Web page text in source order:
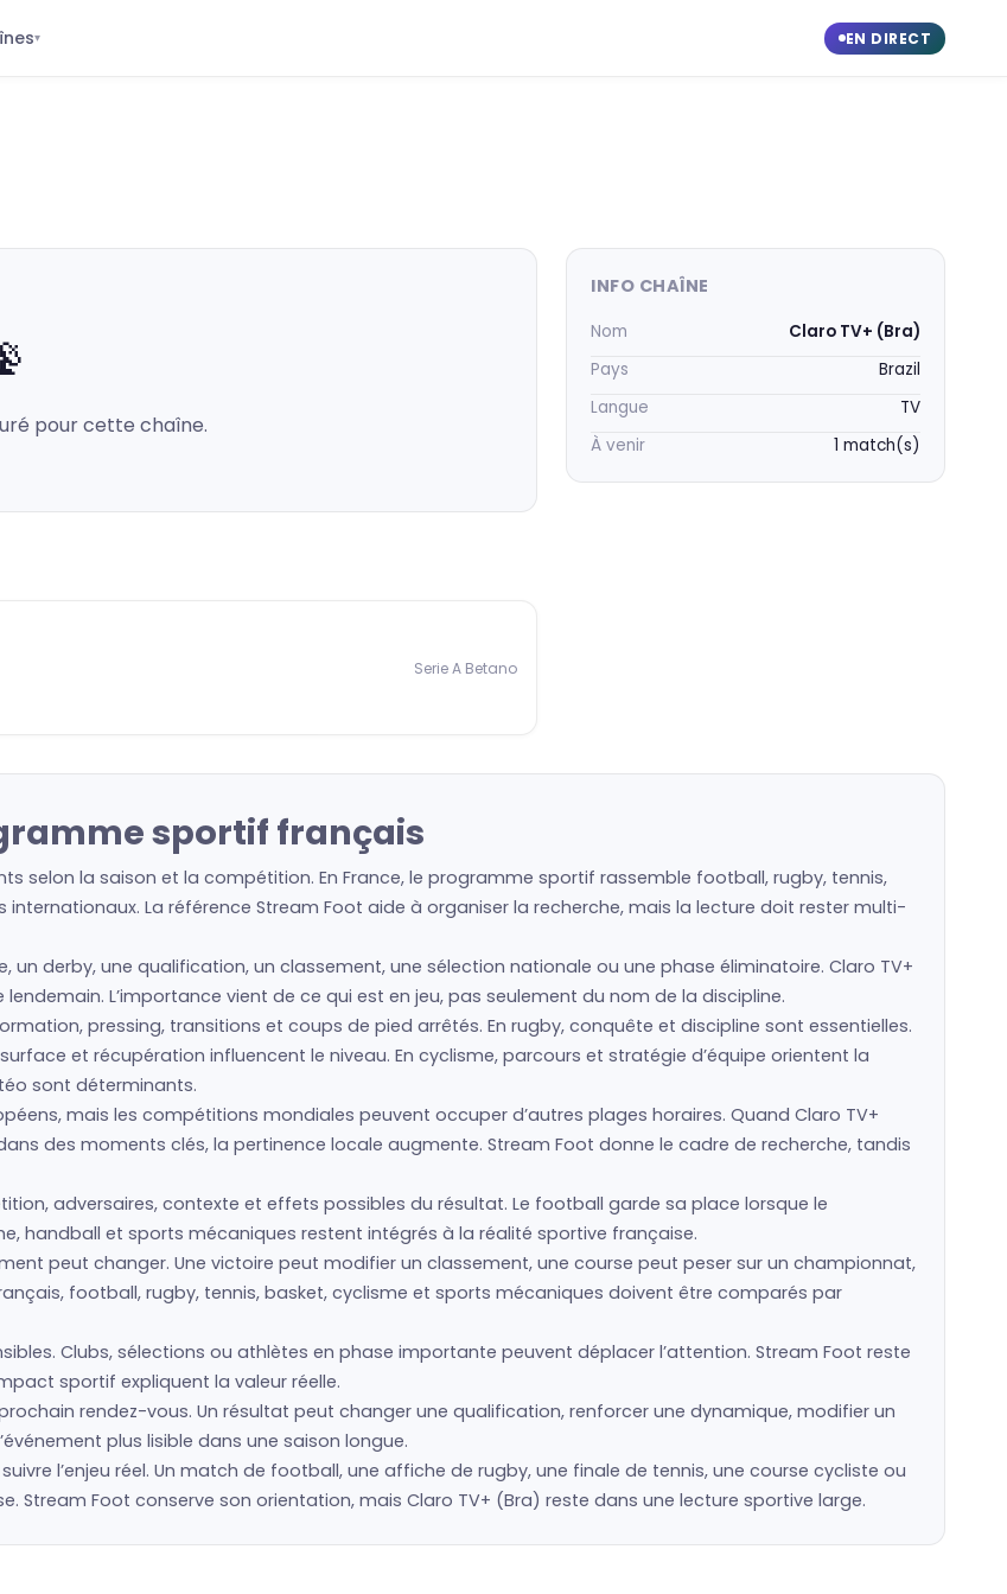
▾ EN DIRECT
pour cette chaîne.
Serie A Betano
INFO CHAÎNE
Nom
Claro TV+ (Bra)
Pays
Brazil
Langue
TV
À venir
1 match(s)
sportif français
selon la saison et la compétition. En France, le programme sportif rassemble football, rugby, tennis,
La référence Stream Foot aide à organiser la recherche, mais la lecture doit rester multi-
un derby, une qualification, un classement, une sélection nationale ou une phase éliminatoire. Claro TV+
L’importance vient de ce qui est en jeu, pas seulement du nom de la discipline.
pressing, transitions et coups de pied arrêtés. En rugby, conquête et discipline sont essentielles.
et récupération influencent le niveau. En cyclisme, parcours et stratégie d’équipe orientent la
sont déterminants.
mais les compétitions mondiales peuvent occuper d’autres plages horaires. Quand Claro TV+
des moments clés, la pertinence locale augmente. Stream Foot donne le cadre de recherche, tandis
adversaires, contexte et effets possibles du résultat. Le football garde sa place lorsque le
handball et sports mécaniques restent intégrés à la réalité sportive française.
peut changer. Une victoire peut modifier un classement, une course peut peser sur un championnat,
football, rugby, tennis, basket, cyclisme et sports mécaniques doivent être comparés par
Clubs, sélections ou athlètes en phase importante peuvent déplacer l’attention. Stream Foot reste
sportif expliquent la valeur réelle.
rendez-vous. Un résultat peut changer une qualification, renforcer une dynamique, modifier un
plus lisible dans une saison longue.
l’enjeu réel. Un match de football, une affiche de rugby, une finale de tennis, une course cycliste ou
Stream Foot conserve son orientation, mais Claro TV+ (Bra) reste dans une lecture sportive large.